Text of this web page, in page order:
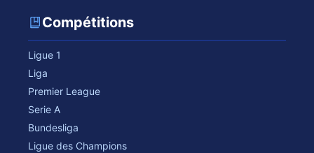
Compétitions
Ligue 1
Liga
Premier League
Serie A
Bundesliga
Ligue des Champions